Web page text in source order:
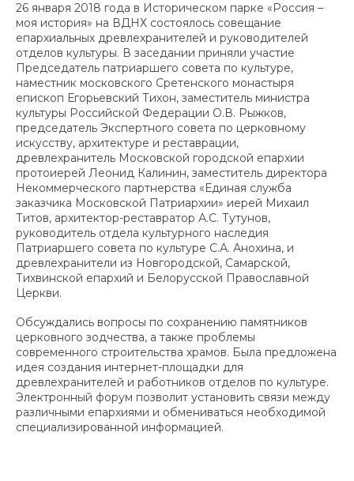
26 января 2018 года в Историческом парке «Россия –
моя история» на ВДНХ состоялось совещание
епархиальных древлехранителей и руководителей
отделов культуры. В заседании приняли участие
Председатель патриаршего совета по культуре,
наместник московского Сретенского монастыря
епископ Егорьевский Тихон, заместитель министра
культуры Российской Федерации О.В. Рыжков,
председатель Экспертного совета по церковному
искусству, архитектуре и реставрации,
древлехранитель Московской городской епархии
протоиерей Леонид Калинин, заместитель директора
Некоммерческого партнерства «Единая служба
заказчика Московской Патриархии» иерей Михаил
Титов, архитектор-реставратор А.С. Тутунов,
руководитель отдела культурного наследия
Патриаршего совета по культуре С.А. Анохина, и
древлехранители из Новгородской, Самарской,
Тихвинской епархий и Белорусской Православной
Церкви.
Обсуждались вопросы по сохранению памятников
церковного зодчества, а также проблемы
современного строительства храмов. Была предложена
идея создания интернет-площадки для
древлехранителей и работников отделов по культуре.
Электронный форум позволит установить связи между
различными епархиями и обмениваться необходимой
специализированной информацией.